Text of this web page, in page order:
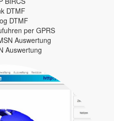
DTMF
DTMF
per GPRS
Auswertung
Auswertung